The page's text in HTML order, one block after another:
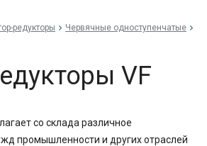
редукторы
Червячные одноступенчатые
VF
со склада различное
промышленности и других отраслей